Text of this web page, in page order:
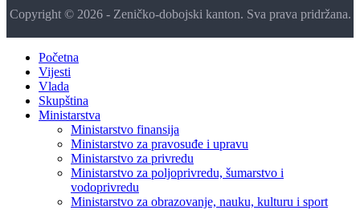
Copyright © 2026 - Zeničko-dobojski kanton. Sva prava pridržana.
Početna
Vijesti
Vlada
Skupština
Ministarstva
Ministarstvo finansija
Ministarstvo za pravosuđe i upravu
Ministarstvo za privredu
Ministarstvo za poljoprivredu, šumarstvo i
vodoprivredu
Ministarstvo za obrazovanje, nauku, kulturu i sport